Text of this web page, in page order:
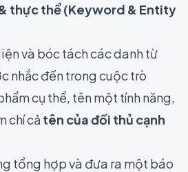
thực thể (Keyword & Entity
và bóc tách các danh từ
nhắc đến trong cuộc trò
cụ thể, tên một tính năng,
chí cả tên của đối thủ cạnh
tổng hợp và đưa ra một báo